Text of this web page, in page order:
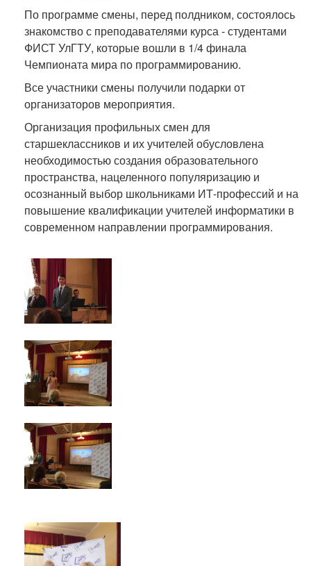
По программе смены, перед полдником, состоялось
знакомство с преподавателями курса - студентами
ФИСТ УлГТУ, которые вошли в 1/4 финала
Чемпионата мира по программированию.
Все участники смены получили подарки от
организаторов мероприятия.
Организация профильных смен для
старшеклассников и их учителей обусловлена
необходимостью создания образовательного
пространства, нацеленного популяризацию и
осознанный выбор школьниками ИТ-профессий и на
повышение квалификации учителей информатики в
современном направлении программирования.